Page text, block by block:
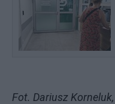
Fot. Dariusz